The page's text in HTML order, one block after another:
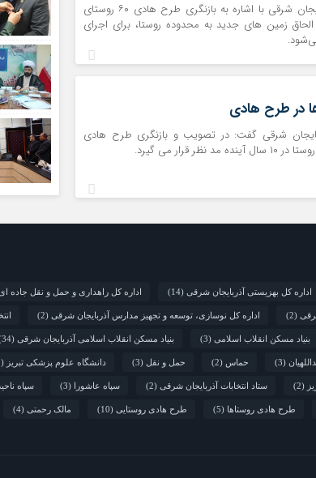
مدیرکل بنیاد مسکن انقلاب اسلامی آذربایجان شرقی با اشاره به بازنگری طرح هادی ۶۰ روستای
الحاق زمین های جدید به محدوده روستا، برای اجرای
شرقی گفت: در تصویب و بازنگری طرح هادی
می گیرد.
اداره کل بهزیستی آذربایجان شرقی (14) اداره کل راهداری و حمل و نقل جاده
(2) اداره کل نوسازی، توسعه و تجهیز مدارس آذربایجان شرقی (2)
بنیاد مسکن انقلاب اسلامی (3) بنیاد مسکن انقلاب اسلامی آذربایجان شرقی (34)
(3) حماس (2) حمل و نقل (3) دانشگاه علوم پزشکی تبریز (3)
(2) ستاد انتخابات آذربایجان شرقی (2) سپاه عاشورا (3) سپاه
طرح هادی روستاها (5) طرح هادی روستایی (10) مالک رحمتی (4)